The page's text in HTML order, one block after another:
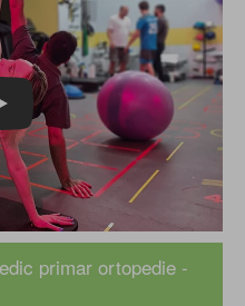
primar ortopedie -